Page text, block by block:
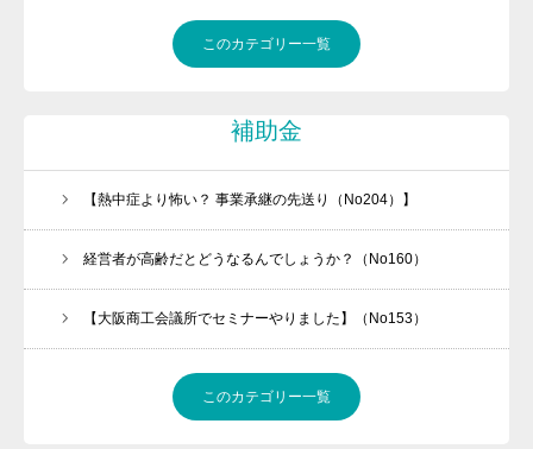
このカテゴリー一覧
補助金
【熱中症より怖い？ 事業承継の先送り（No204）】
経営者が高齢だとどうなるんでしょうか？（No160）
【大阪商工会議所でセミナーやりました】（No153）
このカテゴリー一覧
問活®（トイカツ）は魔法の杖です
ご提供できるサービス
流れ紹介
プライバシーポリシー・免責事項
セミナー・講座申込規約